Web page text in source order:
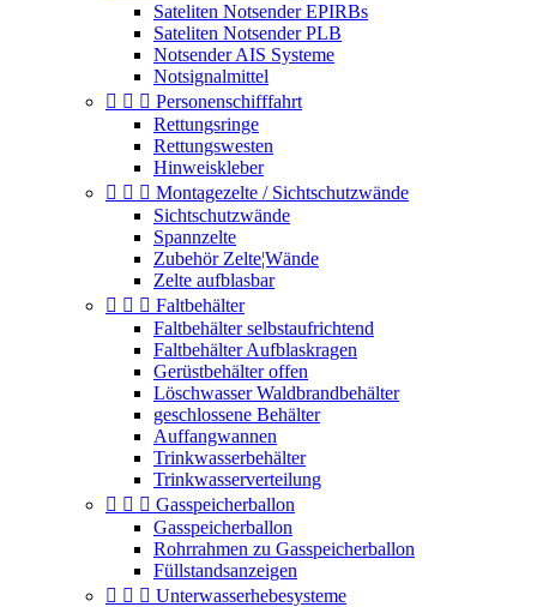
Sateliten Notsender EPIRBs
Sateliten Notsender PLB
Notsender AIS Systeme
Notsignalmittel
   Personenschifffahrt
Rettungsringe
Rettungswesten
Hinweiskleber
   Montagezelte / Sichtschutzwände
Sichtschutzwände
Spannzelte
Zubehör Zelte¦Wände
Zelte aufblasbar
   Faltbehälter
Faltbehälter selbstaufrichtend
Faltbehälter Aufblaskragen
Gerüstbehälter offen
Löschwasser Waldbrandbehälter
geschlossene Behälter
Auffangwannen
Trinkwasserbehälter
Trinkwasserverteilung
   Gasspeicherballon
Gasspeicherballon
Rohrrahmen zu Gasspeicherballon
Füllstandsanzeigen
   Unterwasserhebesysteme